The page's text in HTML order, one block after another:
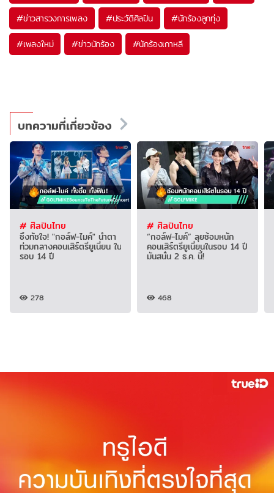
#ข่าวสารวงการเพลง #ประวัติศิลปิน #นักร้องลูกทุ่ง
#เพลงใหม่ #ข่าวนักร้อง #นักร้องเกาหลี
บทความที่เกี่ยวข้อง
# ศิลปินไทย
ซึ้งทัชใจ! "กอล์ฟ-ไมค์" น้ำตา
ท่วมกลางคอนเสิร์ตรียูเนี่ยน ใน
รอบ 14 ปี
278
# ศิลปินไทย
“กอล์ฟ-ไมค์” ลุยซ้อมหนัก
คอนเสิร์ตรียูเนี่ยนในรอบ 14 ปี
มันสนั่น 2 ธ.ค. นี้!
468